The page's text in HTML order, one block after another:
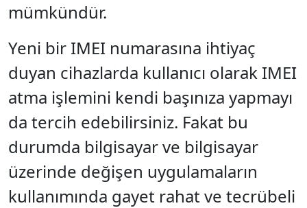
mümkündür.
Yeni bir IMEI numarasına ihtiyaç
duyan cihazlarda kullanıcı olarak IMEI
atma işlemini kendi başınıza yapmayı
da tercih edebilirsiniz. Fakat bu
durumda bilgisayar ve bilgisayar
üzerinde değişen uygulamaların
kullanımında gayet rahat ve tecrübeli